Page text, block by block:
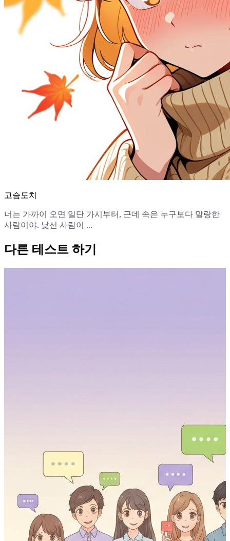
고슴도치
너는 가까이 오면 일단 가시부터, 근데 속은 누구보다 말랑한
사람이야. 낯선 사람이 ...
다른 테스트 하기